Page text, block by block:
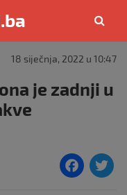
18 siječnja, 2022 u 10:47
je zadnji u
F